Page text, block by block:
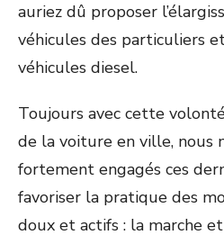
auriez dû proposer
véhicules des particuliers
véhicules diesel.
Toujours avec cette
de la voiture en ville, nous
fortement engagés ces
favoriser la pratique des
doux et actifs : la marche